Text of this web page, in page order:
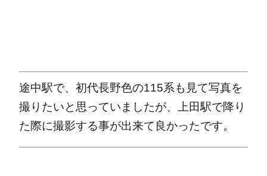
途中駅で、初代長野色の115系も見て写真を
撮りたいと思っていましたが、上田駅で降り
た際に撮影する事が出来て良かったです。